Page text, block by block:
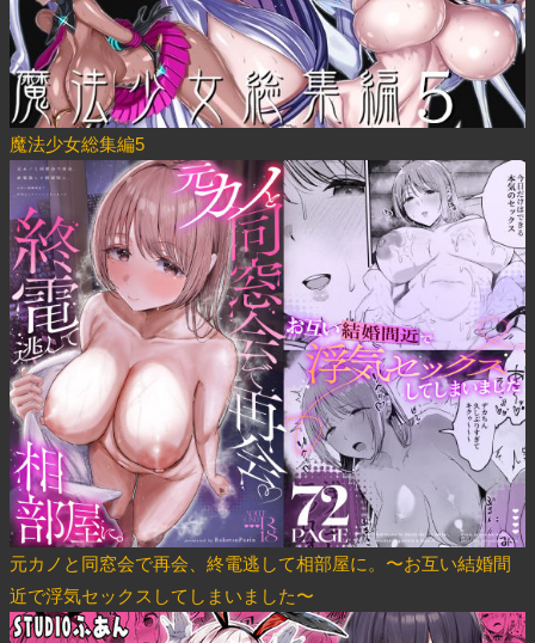
魔法少女総集編5
元カノと同窓会で再会、終電逃して相部屋に。〜お互い結婚間
近で浮気セックスしてしまいました〜